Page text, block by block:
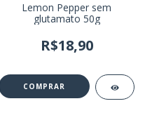
Lemon Pepper sem
glutamato 50g
R$18,90